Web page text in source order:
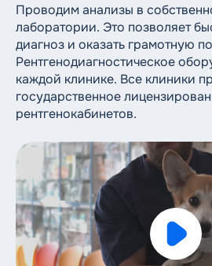
8 (812) 612-11-10
Круглосуточный номер
Проводим анализы в
лаборатории. Это позволяет
диагноз и оказать грамотную
Рентгенодиагностическое
каждой клинике. Все клиники
государственное
рентгенокабинетов.